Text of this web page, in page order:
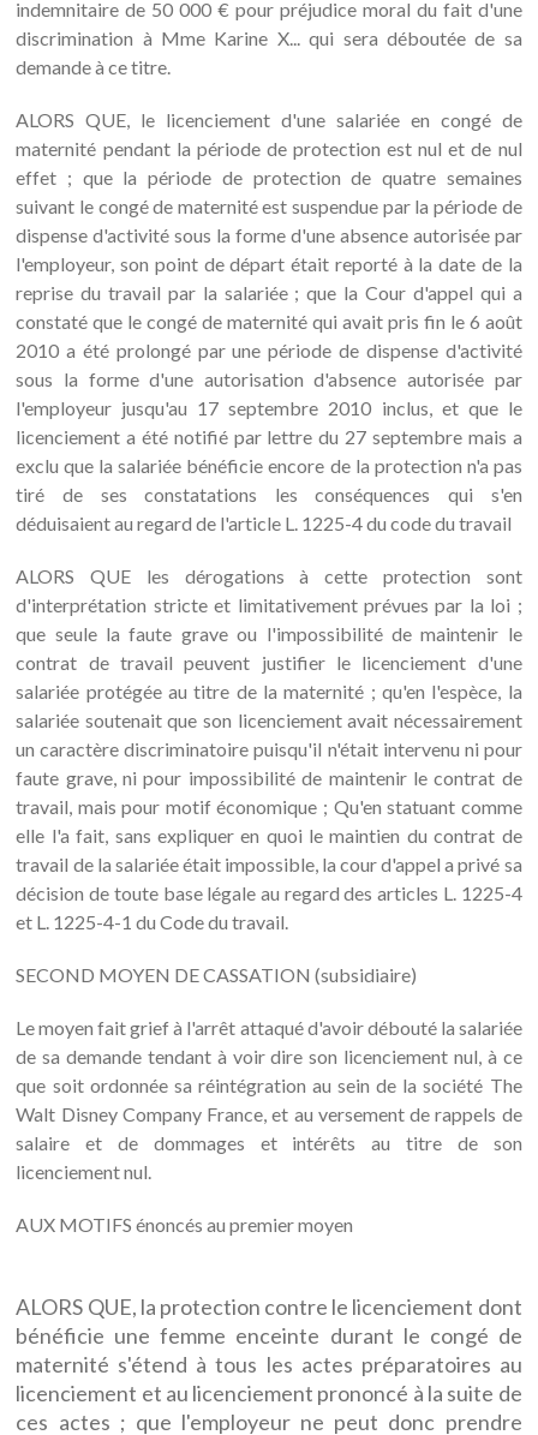
indemnitaire de 50 000 € pour préjudice moral du fait d'une
discrimination à Mme Karine X... qui sera déboutée de sa
demande à ce titre.
ALORS QUE, le licenciement d'une salariée en congé de
maternité pendant la période de protection est nul et de nul
effet ; que la période de protection de quatre semaines
suivant le congé de maternité est suspendue par la période de
dispense d'activité sous la forme d'une absence autorisée par
l'employeur, son point de départ était reporté à la date de la
reprise du travail par la salariée ; que la Cour d'appel qui a
constaté que le congé de maternité qui avait pris fin le 6 août
2010 a été prolongé par une période de dispense d'activité
sous la forme d'une autorisation d'absence autorisée par
l'employeur jusqu'au 17 septembre 2010 inclus, et que le
licenciement a été notifié par lettre du 27 septembre mais a
exclu que la salariée bénéficie encore de la protection n'a pas
tiré de ses constatations les conséquences qui s'en
déduisaient au regard de l'article L. 1225-4 du code du travail
ALORS QUE les dérogations à cette protection sont
d'interprétation stricte et limitativement prévues par la loi ;
que seule la faute grave ou l'impossibilité de maintenir le
contrat de travail peuvent justifier le licenciement d'une
salariée protégée au titre de la maternité ; qu'en l'espèce, la
salariée soutenait que son licenciement avait nécessairement
un caractère discriminatoire puisqu'il n'était intervenu ni pour
faute grave, ni pour impossibilité de maintenir le contrat de
travail, mais pour motif économique ; Qu'en statuant comme
elle l'a fait, sans expliquer en quoi le maintien du contrat de
travail de la salariée était impossible, la cour d'appel a privé sa
décision de toute base légale au regard des articles L. 1225-4
et L. 1225-4-1 du Code du travail.
SECOND MOYEN DE CASSATION (subsidiaire)
Le moyen fait grief à l'arrêt attaqué d'avoir débouté la salariée
de sa demande tendant à voir dire son licenciement nul, à ce
que soit ordonnée sa réintégration au sein de la société The
Walt Disney Company France, et au versement de rappels de
salaire et de dommages et intérêts au titre de son
licenciement nul.
AUX MOTIFS énoncés au premier moyen
ALORS QUE, la protection contre le licenciement dont
bénéficie une femme enceinte durant le congé de
maternité s'étend à tous les actes préparatoires au
licenciement et au licenciement prononcé à la suite de
ces actes ; que l'employeur ne peut donc prendre